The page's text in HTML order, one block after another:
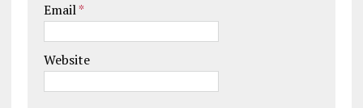
Email*
Website